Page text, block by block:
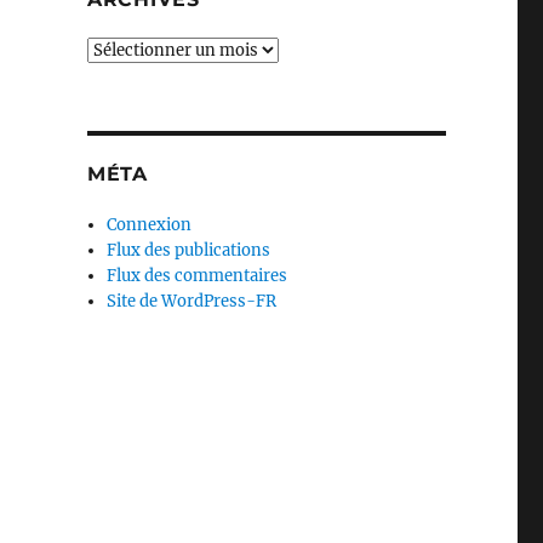
Archives
MÉTA
Connexion
Flux des publications
Flux des commentaires
Site de WordPress-FR